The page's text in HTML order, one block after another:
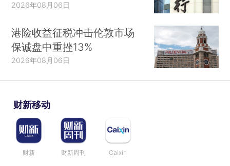
2026年08月06日
港险收益征税冲击伦敦市场
保诚盘中重挫13%
2026年08月06日
财新移动
财新 财新周刊 Caixin